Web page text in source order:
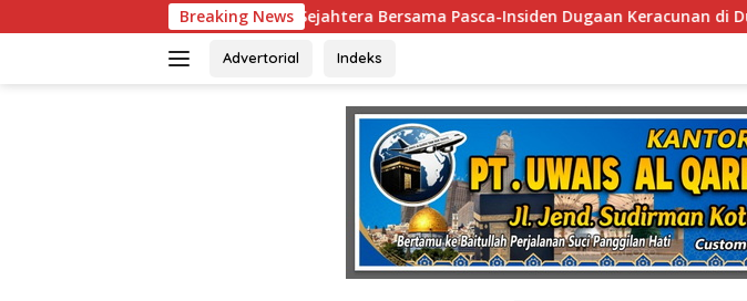
ke
Breaking News
Bersama Pasca-Insiden Dugaan Keracunan di Dumai Laksamana Muda TNI
Advertorial Indeks